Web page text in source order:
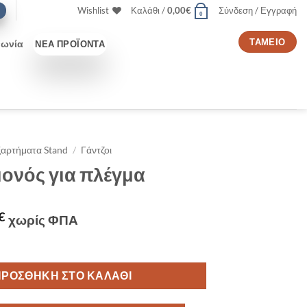
Wishlist Καλάθι /0,00€ 0 Σύνδεση / Εγγραφή
ΝΈΑ ΠΡΟΪΌΝΤΑ ΤΑΜΕΊΟ
Stand / Γάντζοι
για πλέγμα
Η
τρέχουσα
είναι:
0,51€.
χωρίς ΦΠΑ
ΣΤΟ ΚΑΛΆΘΙ